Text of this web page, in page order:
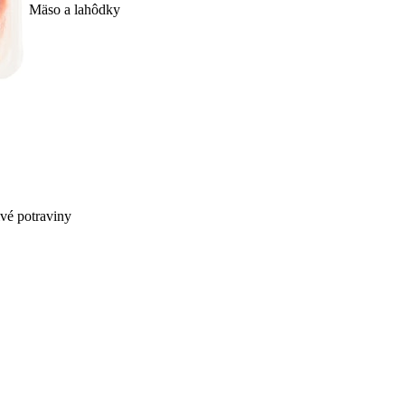
Mäso a lahôdky
potraviny